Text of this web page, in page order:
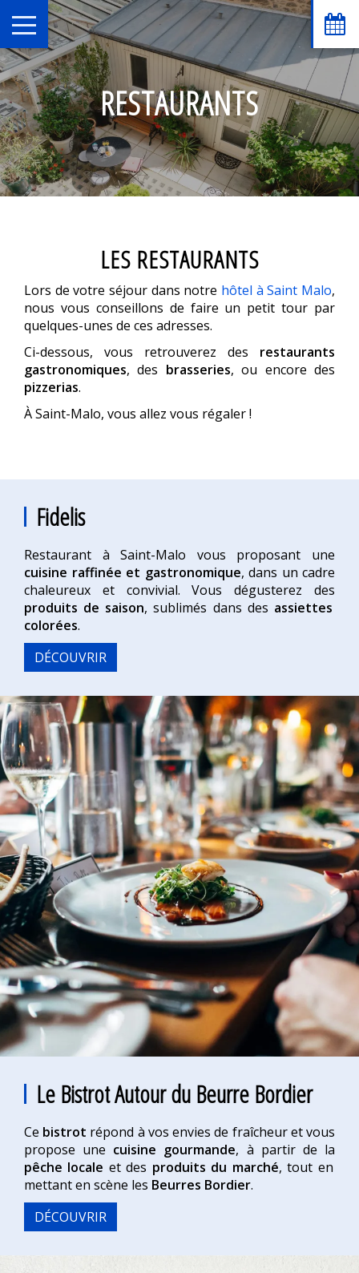
RESTAURANTS
LES RESTAURANTS
Lors de votre séjour dans notre hôtel à Saint Malo,
nous vous conseillons de faire un petit tour par
quelques-unes de ces adresses.
Ci-dessous, vous retrouverez des restaurants
gastronomiques, des brasseries, ou encore des
pizzerias.
À Saint-Malo, vous allez vous régaler !
Fidelis
Restaurant à Saint-Malo vous proposant une
cuisine raffinée et gastronomique, dans un cadre
chaleureux et convivial. Vous dégusterez des
produits de saison, sublimés dans des assiettes
colorées.
DÉCOUVRIR
Le Bistrot Autour du Beurre Bordier
Ce bistrot répond à vos envies de fraîcheur et vous
propose une cuisine gourmande, à partir de la
pêche locale et des produits du marché, tout en
mettant en scène les Beurres Bordier.
DÉCOUVRIR